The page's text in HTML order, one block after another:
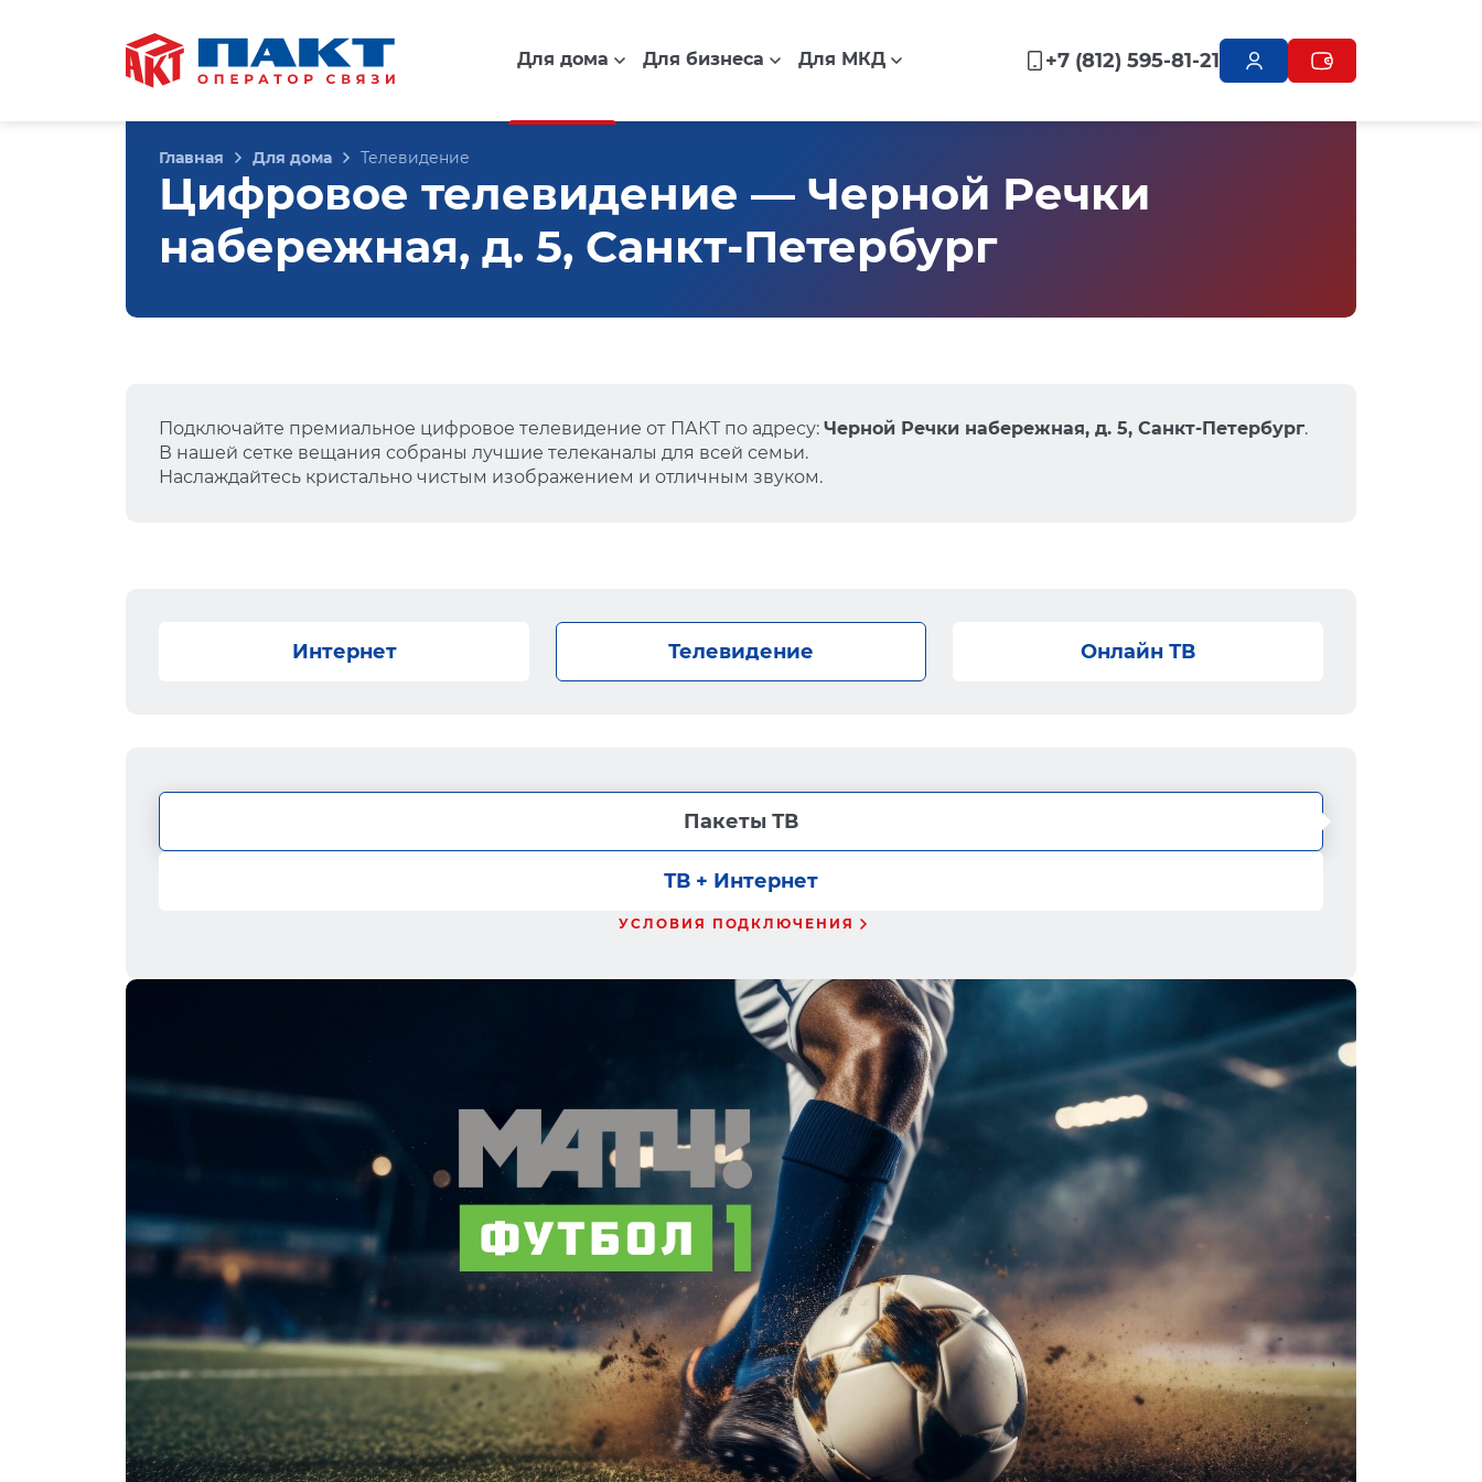
Для дома Для бизнеса Для МКД +7 (812) 595-81-21
Главная Для дома Телевидение
Цифровое телевидение — Черной Речки
набережная, д. 5, Санкт-Петербург
Подключайте премиальное цифровое телевидение от ПАКТ по адресу: Черной Речки набережная, д. 5, Санкт-Петербург.
В нашей сетке вещания собраны лучшие телеканалы для всей семьи.
Наслаждайтесь кристально чистым изображением и отличным звуком.
Интернет Телевидение Онлайн ТВ
Пакеты ТВ
ТВ + Интернет
УСЛОВИЯ ПОДКЛЮЧЕНИЯ